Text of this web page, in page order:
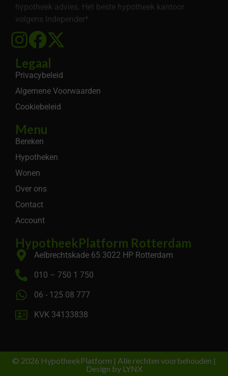
hypotheek advies. Het beste hypotheek kantoor
volgens Independer*
Legaal
Privacybeleid
Algemene Voorwaarden
Cookiebeleid
Menu
Bereken
Hypotheken
Wonen
Over ons
Contact
Account
HypotheekPlatform Rotterdam
Aelbrechtskade 65 3022 HP Rotterdam
010 – 750 1 750
06 - 125 08 777
KVK 34133838
© 2026 HypotheekPlatform | Alle rechten voorbehouden |
Design by LYNX